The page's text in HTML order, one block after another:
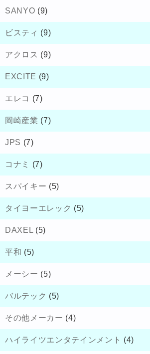
SANYO (9)
ビスティ (9)
アクロス (9)
EXCITE (9)
エレコ (7)
岡崎産業 (7)
JPS (7)
コナミ (7)
スパイキー (5)
タイヨーエレック (5)
DAXEL (5)
平和 (5)
メーシー (5)
バルテック (5)
その他メーカー (4)
ハイライツエンタテインメント (4)